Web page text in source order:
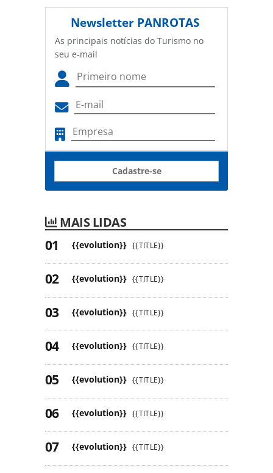
Newsletter PANROTAS
As principais notícias do Turismo no
seu e-mail
Cadastre-se
MAIS LIDAS
{{evolution}} {{TITLE}}
{{evolution}} {{TITLE}}
{{evolution}} {{TITLE}}
{{evolution}} {{TITLE}}
{{evolution}} {{TITLE}}
{{evolution}} {{TITLE}}
{{evolution}} {{TITLE}}